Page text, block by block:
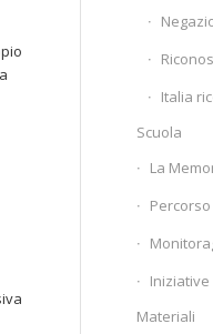
Italia
Scuola
La
Materiali